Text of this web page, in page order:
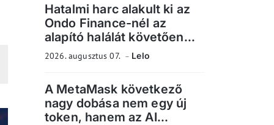
Hatalmi harc alakult ki az
Ondo Finance-nél az
alapító halálát követően...
2026. augusztus 07. Lelo
A MetaMask következő
nagy dobása nem egy új
token, hanem az AI...